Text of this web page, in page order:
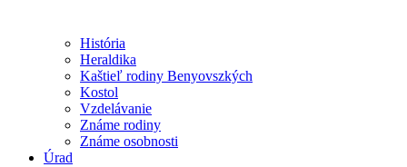
História
Heraldika
Kaštieľ rodiny Benyovszkých
Kostol
Vzdelávanie
Známe rodiny
Známe osobnosti
Úrad